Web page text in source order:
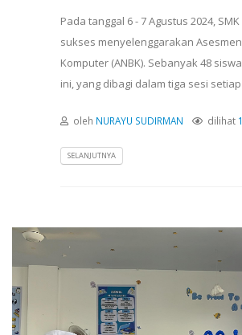
Pada tanggal 6 - 7 Agustus 2024,
sukses menyelenggarakan
Komputer (ANBK). Sebanyak 48
ini, yang dibagi dalam tiga sesi setiap
oleh NURAYU SUDIRMAN dilihat
SELANJUTNYA